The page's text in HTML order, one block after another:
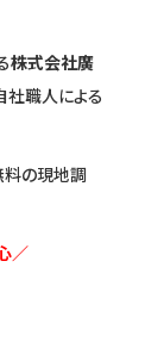
株式会社廣
社職人による
料の現地調
／